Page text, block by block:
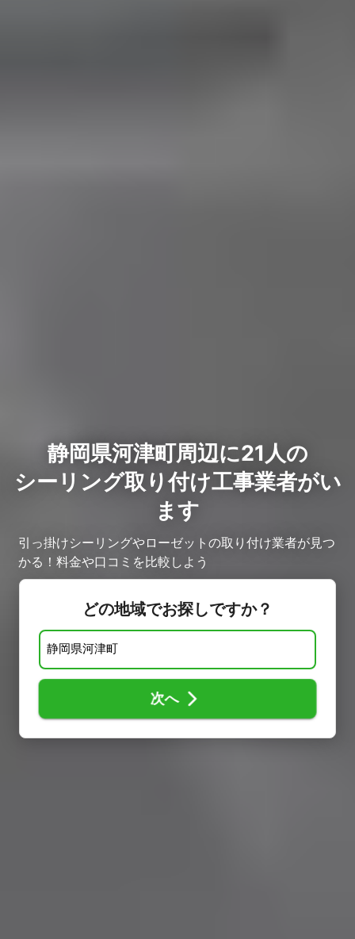
静岡県河津町周辺に21人の
シーリング取り付け工事業者がい
ます
引っ掛けシーリングやローゼットの取り付け業者が見つ
かる！料金や口コミを比較しよう
どの地域でお探しですか？
次へ